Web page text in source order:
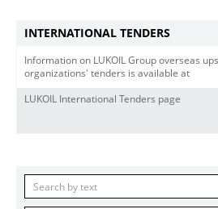
INTERNATIONAL TENDERS
Information on LUKOIL Group overseas
organizations' tenders is available at
LUKOIL International Tenders page